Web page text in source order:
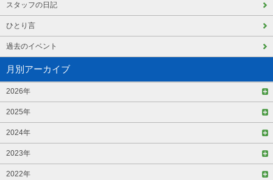
スタッフの日記
ひとり言
過去のイベント
月別アーカイブ
2026年
2025年
2024年
2023年
2022年